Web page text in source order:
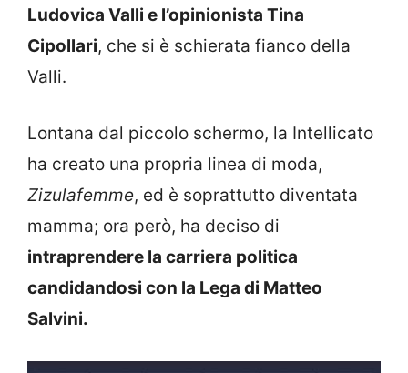
Ludovica Valli e l’opinionista Tina
Cipollari, che si è schierata fianco della
Valli.
Lontana dal piccolo schermo, la Intellicato
ha creato una propria linea di moda,
Zizulafemme, ed è soprattutto diventata
mamma; ora però, ha deciso di
intraprendere la carriera politica
candidandosi con la Lega di Matteo
Salvini.